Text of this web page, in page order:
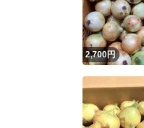
2,700円